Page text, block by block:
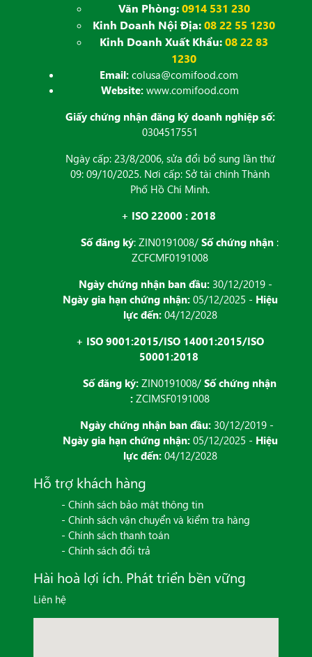
Văn Phòng: 0914 531 230
Kinh Doanh Nội Địa:08 22 55 1230
Kinh Doanh Xuất Khẩu:08 22 83
1230
Email:colusa@comifood.com
Website: www.comifood.com
Giấy chứng nhận đăng ký doanh nghiệp số:
0304517551
Ngày cấp: 23/8/2006, sửa đổi bổ sung lần thứ
09: 09/10/2025. Nơi cấp: Sở tài chính Thành
Phố Hồ Chí Minh.
+ ISO 22000 : 2018
Số đăng ký: ZIN0191008/ Số chứng nhận :
ZCFCMF0191008
Ngày chứng nhận ban đầu: 30/12/2019 -
Ngày gia hạn chứng nhận:05/12/2025 - Hiệu
lực đến:04/12/2028
+ ISO 9001:2015/ISO 14001:2015/ISO
50001:2018
Số đăng ký: ZIN0191008/ Số chứng nhận
: ZCIMSF0191008
Ngày chứng nhận ban đầu: 30/12/2019 -
Ngày gia hạn chứng nhận:05/12/2025 - Hiệu
lực đến:04/12/2028
Hỗ trợ khách hàng
- Chính sách bảo mật thông tin
- Chính sách vận chuyển và kiểm tra hàng
- Chính sách thanh toán
- Chính sách đổi trả
Hài hoà lợi ích. Phát triển bền vững
Liên hệ